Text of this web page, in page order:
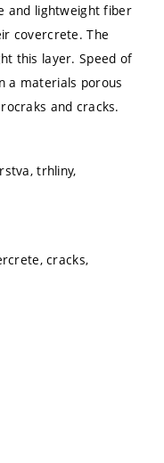
and lightweight fiber
covercrete. The
this layer. Speed of
a materials porous
and cracks.
trhliny,
cracks,